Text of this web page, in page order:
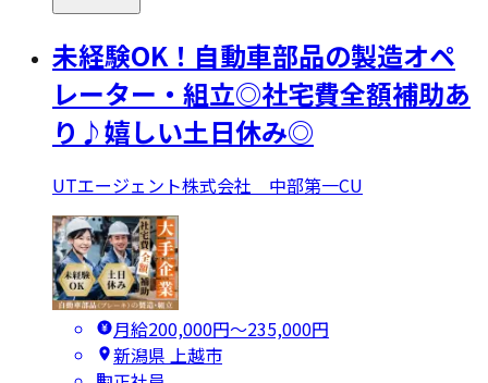
未経験OK！自動車部品の製造オペ
レーター・組立◎社宅費全額補助あ
り♪嬉しい土日休み◎
UTエージェント株式会社 中部第一CU
月給200,000円〜235,000円
新潟県 上越市